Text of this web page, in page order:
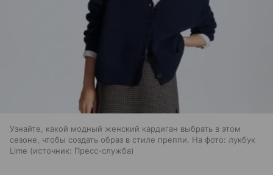
Узнайте, какой модный женский кардиган выбрать в этом
сезоне, чтобы создать образ в стиле преппи. На фото: лукбук
Lime
источник: Пресс-служба